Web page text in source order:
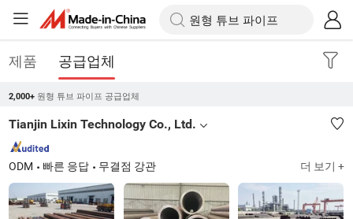
제품 공급업체
2,000+ 원형 튜브 파이프 공급업체
Tianjin Lixin Technology Co., Ltd.
ODM 빠른 응답 무결점 강관 더 보기 +